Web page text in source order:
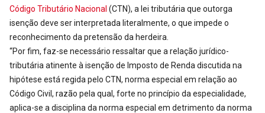
Código Tributário Nacional (CTN), a lei tributária que outorga
isenção deve ser interpretada literalmente, o que impede o
reconhecimento da pretensão da herdeira.
“Por fim, faz-se necessário ressaltar que a relação jurídico-
tributária atinente à isenção de Imposto de Renda discutida na
hipótese está regida pelo CTN, norma especial em relação ao
Código Civil, razão pela qual, forte no princípio da especialidade,
aplica-se a disciplina da norma especial em detrimento da norma